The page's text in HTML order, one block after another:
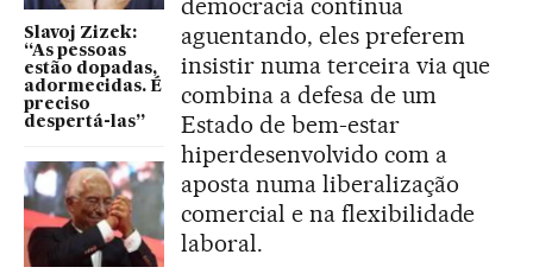
Slavoj Zizek:
“As pessoas
estão dopadas,
adormecidas. É
preciso
despertá-las”
democracia continua
aguentando, eles preferem
insistir numa terceira via que
combina a defesa de um
Estado de bem-estar
hiperdesenvolvido com a
aposta numa liberalização
comercial e na flexibilidade
laboral.